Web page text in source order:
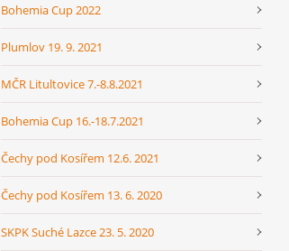
Bohemia Cup 2022
Plumlov 19. 9. 2021
MČR Litultovice 7.-8.8.2021
Bohemia Cup 16.-18.7.2021
Čechy pod Kosířem 12.6. 2021
Čechy pod Kosířem 13. 6. 2020
SKPK Suché Lazce 23. 5. 2020